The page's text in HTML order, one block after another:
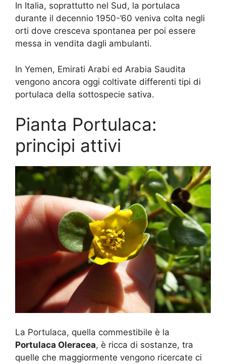
In Italia, soprattutto nel Sud, la portulaca
durante il decennio 1950-’60 veniva colta negli
orti dove cresceva spontanea per poi essere
messa in vendita dagli ambulanti.
In Yemen, Emirati Arabi ed Arabia Saudita
vengono ancora oggi coltivate differenti tipi di
portulaca della sottospecie sativa.
Pianta Portulaca:
principi attivi
La Portulaca, quella commestibile è la
Portulaca Oleracea, è ricca di sostanze, tra
quelle che maggiormente vengono ricercate ci